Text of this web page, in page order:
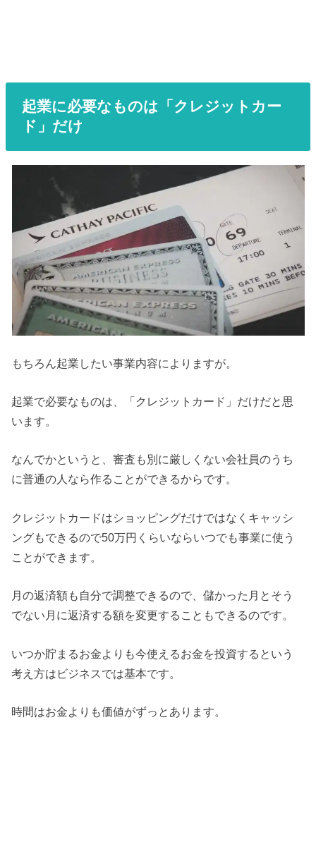
起業に必要なものは「クレジットカー
ド」だけ
もちろん起業したい事業内容によりますが。
起業で必要なものは、「クレジットカード」だけだと思
います。
なんでかというと、審査も別に厳しくない会社員のうち
に普通の人なら作ることができるからです。
クレジットカードはショッピングだけではなくキャッシ
ングもできるので50万円くらいならいつでも事業に使う
ことができます。
月の返済額も自分で調整できるので、儲かった月とそう
でない月に返済する額を変更することもできるのです。
いつか貯まるお金よりも今使えるお金を投資するという
考え方はビジネスでは基本です。
時間はお金よりも価値がずっとあります。